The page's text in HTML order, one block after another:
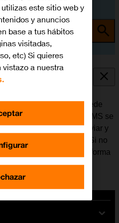
MMS
es un mensaje que puede
multimedia. Los MMS se
móviles. Se puede enviar y
insertado la tarjeta SIM. Si no
el móvil para MMS de forma
este sitio web y
y anuncios
base a tus hábitos
visitadas,
etc) Si quieres
a nuestra